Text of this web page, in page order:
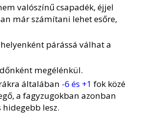
valószínű csapadék, éjjel
már számítani lehet esőre,
párássá válhat a
megélénkül.
általában -6 és +1 fok közé
a fagyzugokban azonban
lesz.